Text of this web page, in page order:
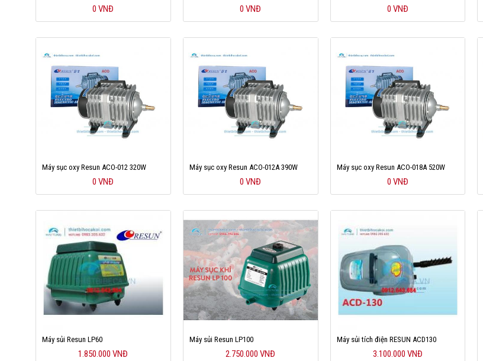
0 VNĐ 0 VNĐ 0 VNĐ
Máy sục oxy Resun ACO-012 320W
0 VNĐ
Máy sục oxy Resun ACO-012A 390W
0 VNĐ
Máy sục oxy Resun ACO-018A 520W
0 VNĐ
Máy sủi Resun LP60
1.850.000 VNĐ
Máy sủi Resun LP100
2.750.000 VNĐ
Máy sủi tích điện RESUN ACD130
3.100.000 VNĐ